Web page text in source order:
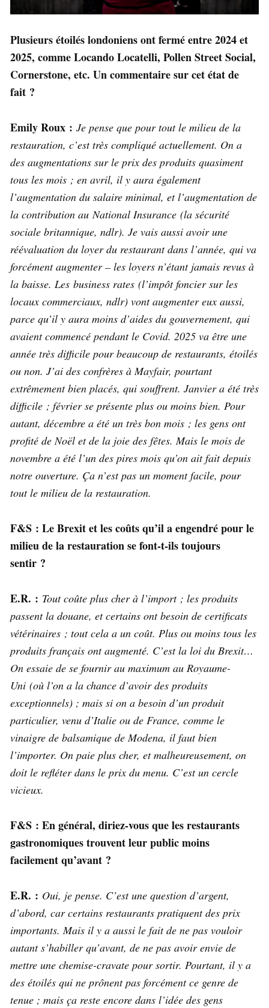
Plusieurs étoilés londoniens ont fermé entre 2024 et
2025, comme Locando Locatelli, Pollen Street Social,
Cornerstone, etc. Un commentaire sur cet état de
fait ?
Emily Roux : Je pense que pour tout le milieu de la
restauration, c’est très compliqué actuellement. On a
des augmentations sur le prix des produits quasiment
tous les mois ; en avril, il y aura également
l’augmentation du salaire minimal, et l’augmentation de
la contribution au National Insurance (la sécurité
sociale britannique, ndlr). Je vais aussi avoir une
réévaluation du loyer du restaurant dans l’année, qui va
forcément augmenter – les loyers n’étant jamais revus à
la baisse. Les business rates (l’impôt foncier sur les
locaux commerciaux, ndlr) vont augmenter eux aussi,
parce qu’il y aura moins d’aides du gouvernement, qui
avaient commencé pendant le Covid. 2025 va être une
année très difficile pour beaucoup de restaurants, étoilés
ou non. J’ai des confrères à Mayfair, pourtant
extrêmement bien placés, qui souffrent. Janvier a été très
difficile ; février se présente plus ou moins bien. Pour
autant, décembre a été un très bon mois ; les gens ont
profité de Noël et de la joie des fêtes. Mais le mois de
novembre a été l’un des pires mois qu’on ait fait depuis
notre ouverture. Ça n’est pas un moment facile, pour
tout le milieu de la restauration.
F&S : Le Brexit et les coûts qu’il a engendré pour le
milieu de la restauration se font-t-ils toujours
sentir ?
E.R. : Tout coûte plus cher à l’import ; les produits
passent la douane, et certains ont besoin de certificats
vétérinaires ; tout cela a un coût. Plus ou moins tous les
produits français ont augmenté. C’est la loi du Brexit…
On essaie de se fournir au maximum au Royaume-
Uni (où l’on a la chance d’avoir des produits
exceptionnels) ; mais si on a besoin d’un produit
particulier, venu d’Italie ou de France, comme le
vinaigre de balsamique de Modena, il faut bien
l’importer. On paie plus cher, et malheureusement, on
doit le refléter dans le prix du menu. C’est un cercle
vicieux.
F&S : En général, diriez-vous que les restaurants
gastronomiques trouvent leur public moins
facilement qu’avant ?
E.R. : Oui, je pense. C’est une question d’argent,
d’abord, car certains restaurants pratiquent des prix
importants. Mais il y a aussi le fait de ne pas vouloir
autant s’habiller qu’avant, de ne pas avoir envie de
mettre une chemise-cravate pour sortir. Pourtant, il y a
des étoilés qui ne prônent pas forcément ce genre de
tenue ; mais ça reste encore dans l’idée des gens